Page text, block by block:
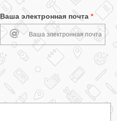
Ваша электронная почта *